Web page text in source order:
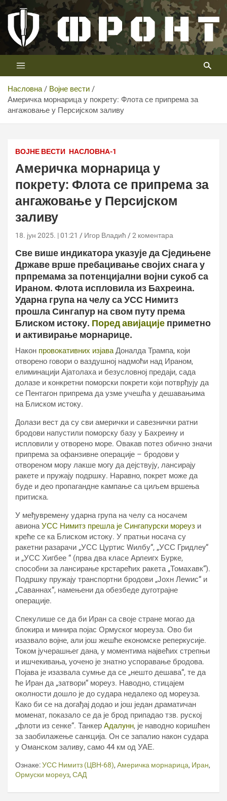
Скип
цонтент
Телевизија ФРОНТ
Први војни канал у Србији
Насловна
Војне вести
Америчка морнарица у покрету: Флота се припрема за
ангажовање у Персијском заливу
ВОЈНЕ ВЕСТИ НАСЛОВНА-1
Америчка морнарица у
покрету: Флота се припрема за
ангажовање у Персијском
заливу
18. јун 2025. | 01:21 Игор Владић 2 коментара
Све више индикатора указује да Сједињене
Државе врше пребацивање својих снага у
прпремама за потенцијални војни сукоб са
Ираном. Флота испловила из Бахреина.
Ударна група на челу са УСС Нимитз
прошла Сингапур на свом путу према
Блиском истоку. Поред авијације приметно
и активирање морнарице.
Након провокативних изјаваДоналда Трампа, који
отворено говори о ваздушној надмоћи над Ираном,
елиминацији Ајатолаха и безусловној предаји, сада
долазе и конкретни поморски покрети који потврђују да
се Пентагон припрема да узме учешћа у дешавањима
на Блиском истоку.
Долази вест да су сви амерички и савезнички ратни
бродови напустили поморску базу у Бахреину и
испловили у отворено море. Овакав потез обично значи
припрема за офанзивне операције – бродови у
отвореном мору лакше могу да дејствују, лансирају
ракете и пружају подршку. Наравно, покрет може да
буде и део пропагандне кампање са циљем вршења
притиска.
У међувремену ударна група на челу са носачем
авионаУСС Нимитз прешла је Сингапурски мореуз и
креће се ка Блиском истоку. У пратњи носача су
ракетни разарачи „УСС Цуртис Wилбу“, „УСС Гридлеy“
и „УСС Хигбее “ (прва два класе Арлеигх Бурке,
способни за лансирање крстарећих ракета „Томахавк“).
Подршку пружају транспортни бродови „Јохн Леwис“ и
„Саваннах“, намењени да обезбеде дуготрајне
операције.
Спекулише се да би Иран са своје стране могао да
блокира и минира појас Ормуског мореуза. Ово би
изазвало војне, али још жешће економске реперкусије.
Током јучерашњег дана, у моментима највећих стрепњи
и ишчекивања, уочено је знатно успоравање бродова.
Појава је изазвала сумње да се „нешто дешава“, те да
ће Иран да „затвори“ мореуз. Наводно, стицајем
околности дошло је до судара недалеко од мореуза.
Како би се на догађај додао и још један драматичан
моменат, показало се да је брод припадао тзв. руској
„флоти из сенке“. Танкер Адалyнн, је наводно коришћен
за заобилажење санкција. Он се запалио након судара
у Оманском заливу, само 44 км од УАЕ.
Ознаке:УСС Нимитз (ЦВН-68), Америчка морнарица, Иран,
Ормуски мореуз, САД